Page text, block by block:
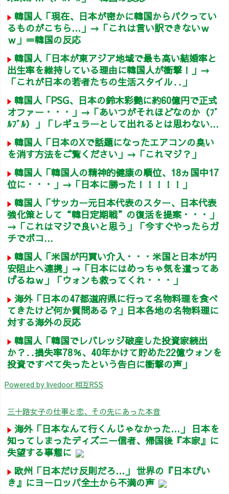
韓国人「現在、日本が密かに韓国からパクってい
るものがこちら…」→「これは言い訳できないｗ
ｗ」＝韓国の反応
韓国人「日本が東アジア地域で最も高い結婚率と
出生率を維持している理由に韓国人が衝撃！」→
「これが日本の若者たちの生活スタイル‥」
韓国人「PSG、日本の鈴木彩艶に約60億円で正式
オファー・・・」→「あいつがそれほどなのか（ﾌﾞ
ﾙﾌﾞﾙ）」「レギュラーとして出れるとは思わない...
韓国人「日本のXで話題になったエアコンの臭い
を消す方法をご覧ください」→「これマジ？」
韓国人「韓国人の精神的健康の順位、18ヵ国中17
位に・・・」→「日本に勝った！！！！！」
韓国人「サッカー元日本代表のスター、日本代表
強化策として“韓日定期戦”の復活を提案・・・」
→「これはマジで良いと思う」「今すぐやったらガ
チでボコ...
韓国人「米国が円買い介入・・・米国と日本が円
安阻止へ連携」→「日本にはめっちゃ気を遣ってあ
げるねｗ」「ウォンも救ってくれ・・・」
海外「日本の47都道府県に行って名物料理を食べ
てきたけど何か質問ある？」日本各地の名物料理に
対する海外の反応
韓国人「韓国でレバレッジ破産した投資家続出
か？‥損失率78％、40年かけて貯めた22億ウォンを
投資ですべて失ったという告白に衝撃の声」
Powered by livedoor 相互RSS
三十路女子の仕事と恋、その先にあった本音
海外「日本なんて行くんじゃなかった…」 日本を
知ってしまったディズニー信者、帰国後『本家』に
失望する事態に
欧州「日本だけ反則だろ…」 世界の『日本びい
き』にヨーロッパ全土から不満の声